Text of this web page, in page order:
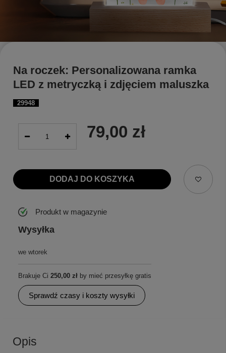
29948
Na roczek: Personalizowana ramka
LED z metryczką i zdjęciem maluszka
79,00 zł
DODAJ DO KOSZYKA
Produkt w magazynie
Wysyłka
we wtorek
Brakuje Ci 250,00 zł by mieć przesyłkę gratis
Sprawdź czasy i koszty wysyłki
Opis